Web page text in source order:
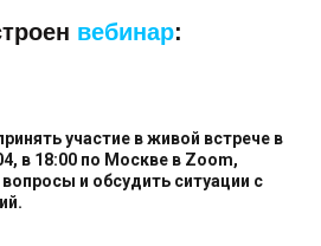
вебинар:
участие в живой встрече в
в 18:00 по Москве в Zoom,
и обсудить ситуации с